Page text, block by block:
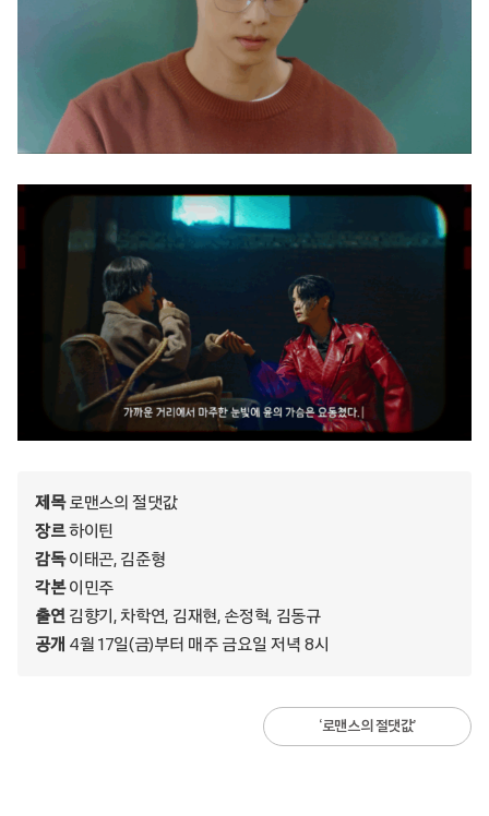
제목로맨스의 절댓값
장르하이틴
감독이태곤, 김준형
각본이민주
출연 김향기, 차학연, 김재현, 손정혁, 김동규
공개 4월 17일(금)부터 매주 금요일 저녁 8시
‘로맨스의 절댓값’